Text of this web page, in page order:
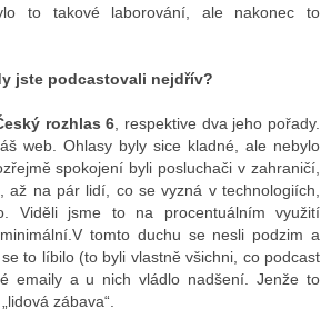
to takové laborování, ale nakonec to
jste podcastovali nejdřív?
rozhlas 6 , respektive dva jeho pořady.
web. Ohlasy byly sice kladné, ale nebylo
spokojení byli posluchači v zahraničí,
až na pár lidí, co se vyzná v technologiích,
Viděli jsme to na procentuálním využití
tomto duchu se nesli podzim a
to líbilo (to byli vlastně všichni, co podcast
emaily a u nich vládlo nadšení. Jenže to
zábava“.